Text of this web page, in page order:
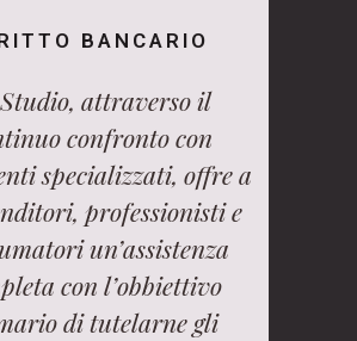
BANCARIO
attraverso il
confronto con
specializzati, offre a
professionisti e
un’assistenza
con l’obbiettivo
di tutelarne gli